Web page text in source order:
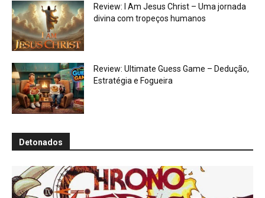
Review: I Am Jesus Christ – Uma jornada
divina com tropeços humanos
Review: Ultimate Guess Game – Dedução,
Estratégia e Fogueira
Detonados